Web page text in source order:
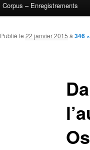
au
contenu
Corpus – Enregistrements
Publié le 22 janvier 2015 à346